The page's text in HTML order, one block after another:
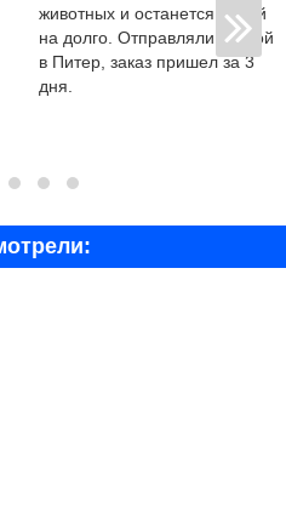
животных и останется новой
на долго. Отправляли почтой
в Питер, заказ пришел за 3
дня.